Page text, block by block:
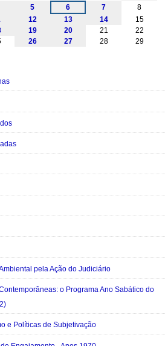
5 6 7
8
12 13 14
15
19 20 21
22
26 27 28
29
pela Ação do Judiciário
o Programa Ano Sabático do
e Políticas de Subjetivação